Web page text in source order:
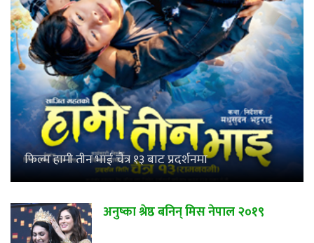
फिल्म हामी तीन भाई चैत्र १३ बाट प्रदर्शनमा
अनुष्का श्रेष्ठ बनिन् मिस नेपाल २०१९